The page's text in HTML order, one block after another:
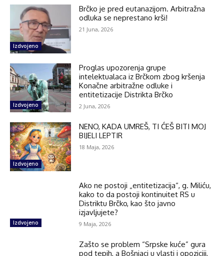
Izdvojeno
Brčko je pred eutanazijom. Arbitražna
odluka se neprestano krši!
21 Juna, 2026
Izdvojeno
Proglas upozorenja grupe
intelektualaca iz Brčkom zbog kršenja
Konačne arbitražne odluke i
entitetizacije Distrikta Brčko
2 Juna, 2026
Izdvojeno
NENO, KADA UMREŠ, TI ĆEŠ BITI MOJ
BIJELI LEPTIR
18 Maja, 2026
Izdvojeno
Ako ne postoji „entitetizacija“, g. Miliću,
kako to da postoji kontinuitet RS u
Distriktu Brčko, kao što javno
izjavljujete?
9 Maja, 2026
Zašto se problem “Srpske kuće” gura
pod tepih, a Bošnjaci u vlasti i opoziciji,